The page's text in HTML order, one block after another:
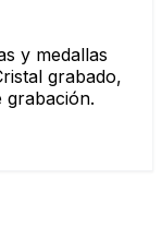
y medallas
grabado,
grabación.